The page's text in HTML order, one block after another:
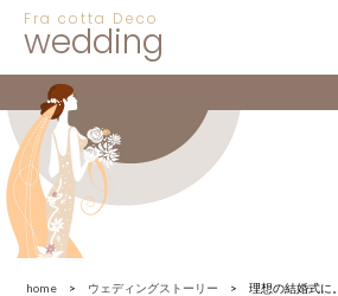
Fra cotta Deco
wedding
home > ウェディングストーリー
> 理想の結婚式に